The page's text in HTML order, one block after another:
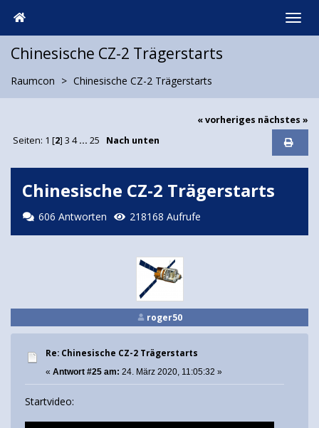
Chinesische CZ-2 Trägerstarts
Raumcon Chinesische CZ-2 Trägerstarts
« vorheriges nächstes »
Seiten: 1 [2] 3 4 ... 25 Nach unten
Chinesische CZ-2 Trägerstarts
606 Antworten 218168 Aufrufe
roger50
Re: Chinesische CZ-2 Trägerstarts
« Antwort #25 am: 24. März 2020, 11:05:32 »
Startvideo: